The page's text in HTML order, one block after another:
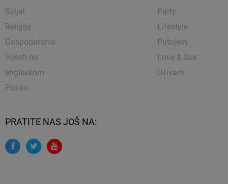
Svijet
Religija
Gospodarstvo
Vijesti na
engleskom
Posao
Party
Lifestyle
Putujem
Love & Sex
Uživam
PRATITE NAS JOŠ NA: